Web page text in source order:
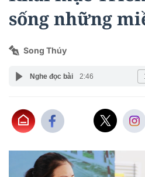
sống những
Song Thúy
Nghe đọc bài 2:46